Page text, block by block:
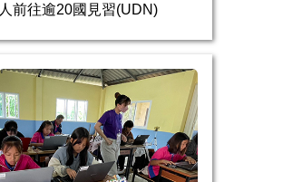
人前往逾20國見習(UDN)